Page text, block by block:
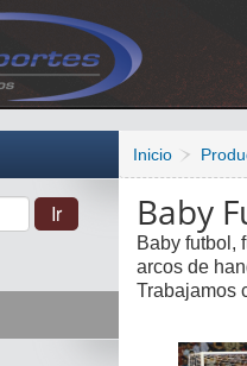
Inicio
Baby
Baby futbol,
arcos de
Trabajamos